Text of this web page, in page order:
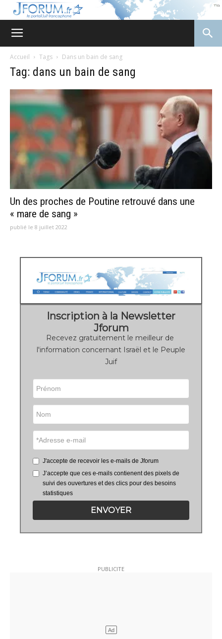
Accueil Tags Dans un bain de sang
Tag: dans un bain de sang
Un des proches de Poutine retrouvé dans une
« mare de sang »
publié le 8 juillet 2022
Inscription à la Newsletter
Jforum
Recevez gratuitement le meilleur de
l'information concernant Israël et le Peuple
Juif
J'accepte de recevoir les e-mails de Jforum
J’accepte que ces e-mails contienent des pixels de
suivi des ouvertures et des clics pour des besoins
statistiques
ENVOYER